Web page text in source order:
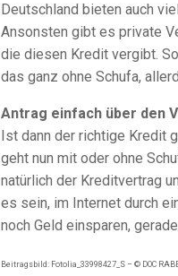
Deutschland bieten auch
Ansonsten gibt es private
die diesen Kredit vergibt.
das ganz ohne Schufa,
Antrag einfach über den
Ist dann der richtige Kredit
geht nun mit oder ohne
natürlich der Kreditvertrag
es sein, im Internet durch
noch Geld einsparen,
Beitragsbild: Fotolia_33998427_S – © DOC